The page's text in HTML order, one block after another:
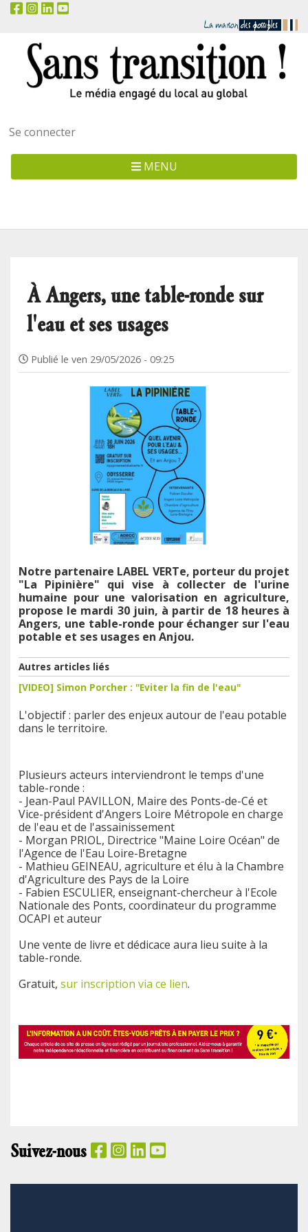
Menu
utilisateur
Se connecter
MENU
À Angers, une table-ronde sur
l'eau et ses usages
Publié le ven 29/05/2026 - 09:25
Notre partenaire LABEL VERTe, porteur du projet
"La Pipinière" qui vise à collecter de l'urine
humaine pour une valorisation en agriculture,
propose le mardi 30 juin, à partir de 18 heures à
Angers, une table-ronde pour échanger sur l'eau
potable et ses usages en Anjou.
Autres articles liés
[VIDEO] Simon Porcher : "Eviter la fin de l'eau"
L'objectif : parler des enjeux autour de l'eau potable
dans le territoire.
Plusieurs acteurs interviendront le temps d'une
table-ronde :
- Jean-Paul PAVILLON, Maire des Ponts-de-Cé et
Vice-président d'Angers Loire Métropole en charge
de l'eau et de l'assainissement
- Morgan PRIOL, Directrice "Maine Loire Océan" de
l'Agence de l'Eau Loire-Bretagne
- Mathieu GEINEAU, agriculture et élu à la Chambre
d'Agriculture des Pays de la Loire
- Fabien ESCULIER, enseignant-chercheur à l'Ecole
Nationale des Ponts, coordinateur du programme
OCAPI et auteur
Une vente de livre et dédicace aura lieu suite à la
table-ronde.
Gratuit, sur inscription via ce lien.
Suivez-nous